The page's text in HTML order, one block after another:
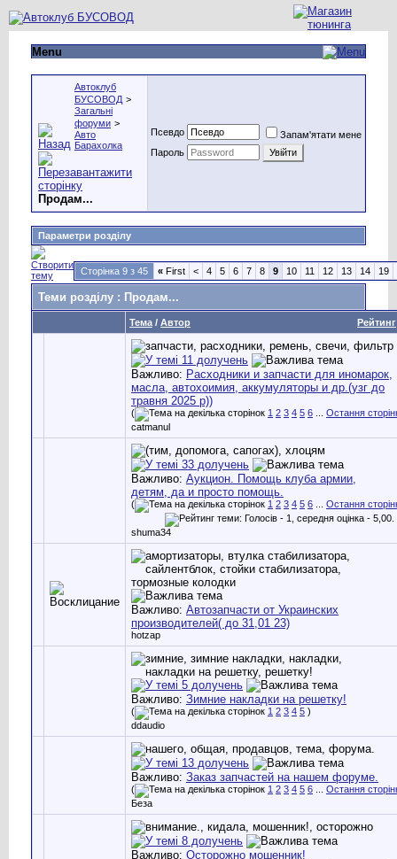
Menu
Автоклуб
БУСОВОД >
Загальні
форуми >
Авто
Барахолка
Продам...
Псевдо
Запам'ятати мене
Пароль
Параметри розділу
Сторінка 9 з 45 « First < 4 5 6 7 8 9 10 11 12 13 14 19
Теми розділу : Продам...
Рейтинг
Тема / Автор
Важливо: Расходники и запчасти для иномарок,
масла, автохоимия, аккумуляторы и др.(узг до
травня 2025 р))
( 1 2 3 4 5 6
Остання
catmanul
Важливо: Аукцион. Помощь клуба армии,
детям, да и просто помощь.
( 1 2 3 4 5 6 Остання
shuma34
Важливо: Автозапчасти от Украинских
производителей( до 31,01 23)
hotzap
Важливо: Зимние накладки на решетку!
( 1 2 3 4 5 )
ddaudio
Важливо: Заказ запчастей на нашем форуме.
( 1 2 3 4 5 6
Остання
Беза
Важливо: Осторожно мошенник!